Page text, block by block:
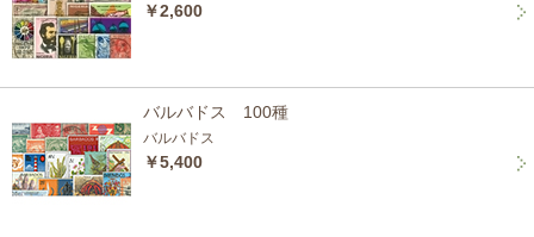
￥2,600
バルバドス 100種
バルバドス
￥5,400